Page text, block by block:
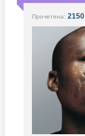
Прочетена: 2150